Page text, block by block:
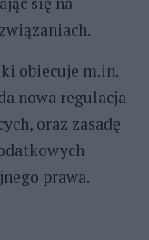
obiecuje m.in.
nowa regulacja
oraz zasadę
prawa.